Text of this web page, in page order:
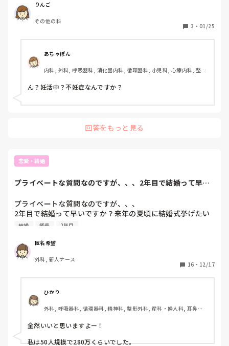
また、妊娠出産された場合、お子様に障害等はなかったのか
も実際のところが分からなく。
経験された方々がいらっしゃれば、教えて頂きたいです。
りんご
その他の科
3 ・ 01/25
あちゃぽん
内科, 外科, 呼吸器科, 消化器内科, 循環器科, 小児科, 心療内科, 整形
合診療科, 救急科, 超急性期, ICU, CCU, HCU, その他の科, ママナー
ス, 外来, 神経内科, 脳神経外科, NICU, 消化器外科, 一般病院, 慢性
ん？妊活中？不妊症なんですか？
回答をもっと見る
恋愛・結婚
プライベートな質問なのですが、、、2年目で結婚って早い
プライベートな質問なのですが、、、
2年目で結婚って早いですか？来年の夏頃に結婚式挙げたい
なって考えてます。
か参考にしりたいです！先輩とか友達で結婚した人がいない
ので相場がわからなくて。あと師長さんとか呼ぶものです
か？
結婚 師長 2年目
匿名希望
外科, 新人ナース
16 ・ 12/17
ひかり
外科, 呼吸器科, 循環器科, 精神科, 整形外科, 産科・婦人科, 耳鼻咽
科, 消化器外科, 大学病院, オペ室
全然いいと思いますよー！
私は50人規模で280万くらいでした。